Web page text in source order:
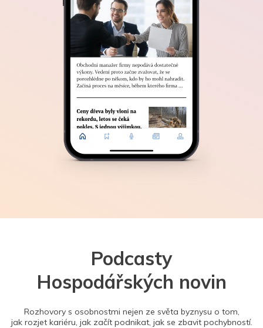
Podcasty
Hospodářských novin
Rozhovory s osobnostmi nejen ze světa byznysu o tom,
jak rozjet kariéru, jak začít podnikat, jak se zbavit pochybností.